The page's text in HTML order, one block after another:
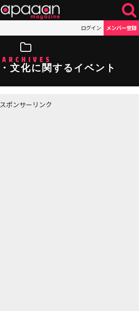
ログイン メンバー登録
ARCHIVES
文化に関するイベント
スポンサーリンク